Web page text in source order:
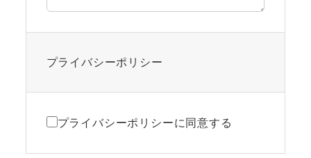
プライバシーポリシー
プライバシーポリシーに同意する